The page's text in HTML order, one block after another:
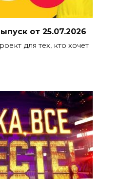
от 25.07.2026
для тех, кто хочет